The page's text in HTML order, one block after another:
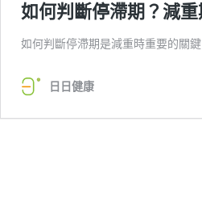
如何判斷停滯期？減
如何判斷停滯期是減重時重要的關
日日健康